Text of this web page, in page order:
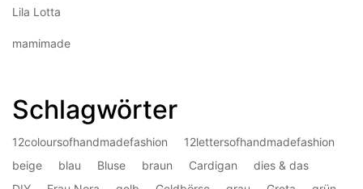
Lila Lotta
mamimade
Schlagwörter
12coloursofhandmadefashion
12lettersofhandmadefashion
beige
blau Bluse braun Cardigan
dies & das